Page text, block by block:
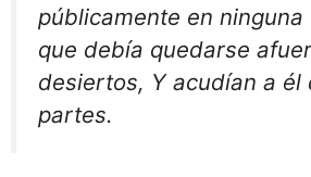
públicamente en
que debía quedarse
desiertos, Y acudían a él
partes.